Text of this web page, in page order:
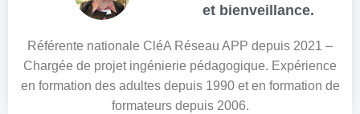
et bienveillance.
Référente nationale CléA Réseau APP depuis 2021 –
Chargée de projet ingénierie pédagogique. Expérience
en formation des adultes depuis 1990 et en formation de
formateurs depuis 2006.